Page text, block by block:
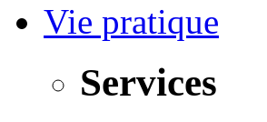
Vie pratique
Services